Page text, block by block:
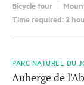
Bicycle tour
Time required: 2
PARC NATUREL DU
Auberge de